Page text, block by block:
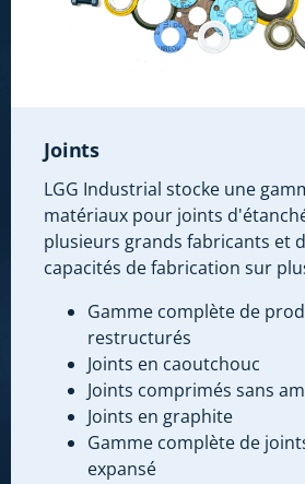
Joints
LGG Industrial stocke une
matériaux pour joints
plusieurs grands fabricants et
capacités de fabrication sur
Gamme complète de
restructurés
Joints en caoutchouc
Joints comprimés sans
Joints en graphite
Gamme complète de
expansé